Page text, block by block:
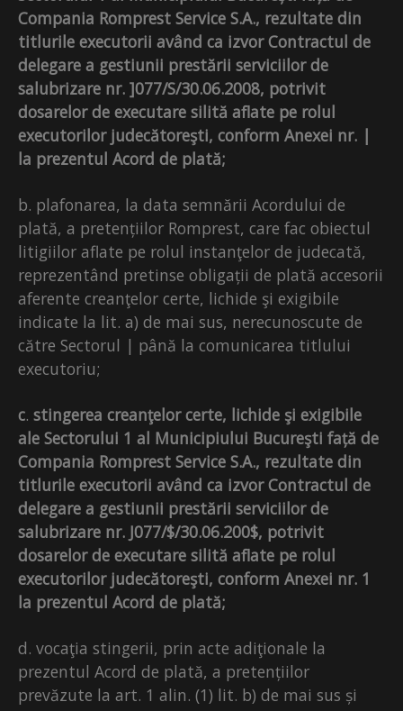
Compania Romprest Service S.A., rezultate din
titlurile executorii având ca izvor Contractul de
delegare a gestiunii prestării serviciilor de
salubrizare nr. ]077/S/30.06.2008, potrivit
dosarelor de executare silită aflate pe rolul
executorilor judecătoreşti, conform Anexei nr. |
la prezentul Acord de plată;
b. plafonarea, la data semnării Acordului de
plată, a pretențiilor Romprest, care fac obiectul
litigiilor aflate pe rolul instanţelor de judecată,
reprezentând pretinse obligații de plată accesorii
aferente creanţelor certe, lichide şi exigibile
indicate la lit. a) de mai sus, nerecunoscute de
către Sectorul | până la comunicarea titlului
executoriu;
c. stingerea creanţelor certe, lichide şi exigibile
ale Sectorului 1 al Municipiului Bucureşti față de
Compania Romprest Service S.A., rezultate din
titlurile executorii având ca izvor Contractul de
delegare a gestiunii prestării serviciilor de
salubrizare nr. J077/$/30.06.200$, potrivit
dosarelor de executare silită aflate pe rolul
executorilor judecătoreşti, conform Anexei nr. 1
la prezentul Acord de plată;
d. vocaţia stingerii, prin acte adiţionale la
prezentul Acord de plată, a pretențiilor
prevăzute la art. 1 alin. (1) lit. b) de mai sus și